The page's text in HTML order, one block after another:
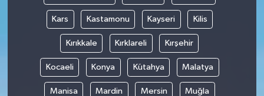
Kars Kastamonu Kayseri Kilis
Kırıkkale Kırklareli Kırşehir
Kocaeli Konya Kütahya Malatya
Manisa Mardin Mersin Muğla